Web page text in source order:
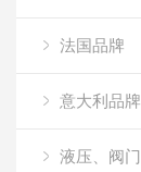
法国品牌
意大利品牌
液压、阀门